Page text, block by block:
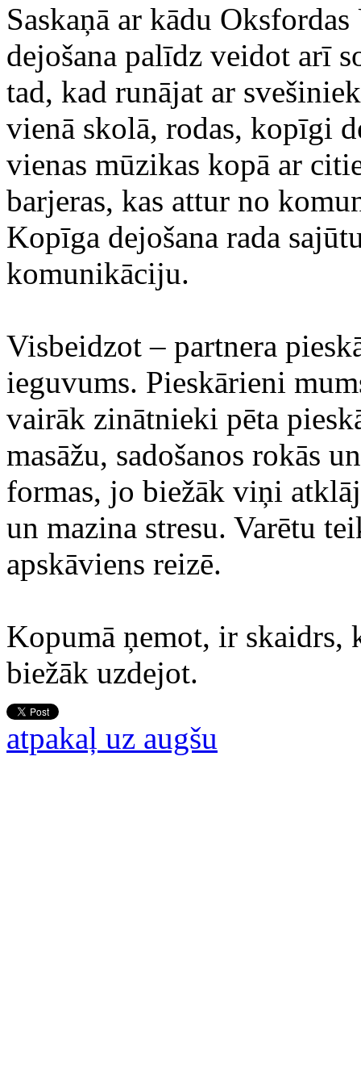
Saskaņā ar kādu
dejošana palīdz veidot arī
tad, kad runājat ar
vienā skolā, rodas, kopīgi
vienas mūzikas kopā ar
barjeras, kas attur no
Kopīga dejošana rada
komunikāciju.
Visbeidzot – partnera
ieguvums. Pieskārieni
vairāk zinātnieki pēta
masāžu, sadošanos rokās
formas, jo biežāk viņi
un mazina stresu. Varētu
apskāviens reizē.
Kopumā ņemot, ir skaidrs,
biežāk uzdejot.
atpakaļ uz augšu